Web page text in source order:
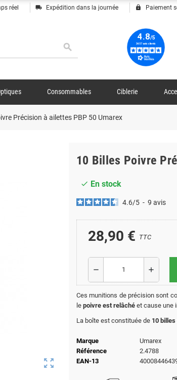
réel local_shipping Expédition dans la journée lock Paiement
search
Consommables Ciblerie
Précision à ailettes PBP 50 Umarex
zoom_out_map
10 Billes Poivre
check En stock
4.6/5 - 9 avis
28,90 € TTC
remove add
Ces munitions de précision sont
le poivre est relâché et cause une
La boîte est constituée de 10 billes
Marque
Umarex
Référence
2.4788
EAN-13